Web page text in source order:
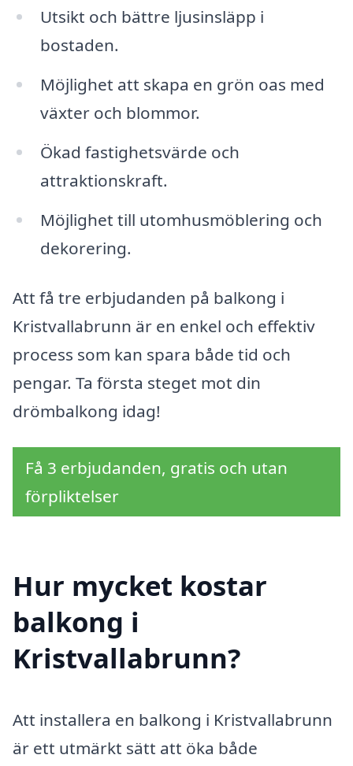
Utsikt och bättre ljusinsläpp i
bostaden.
Möjlighet att skapa en grön oas med
växter och blommor.
Ökad fastighetsvärde och
attraktionskraft.
Möjlighet till utomhusmöblering och
dekorering.
Att få tre erbjudanden på balkong i
Kristvallabrunn är en enkel och effektiv
process som kan spara både tid och
pengar. Ta första steget mot din
drömbalkong idag!
Få 3 erbjudanden, gratis och utan
förpliktelser
Hur mycket kostar
balkong i
Kristvallabrunn?
Att installera en balkong i Kristvallabrunn
är ett utmärkt sätt att öka både